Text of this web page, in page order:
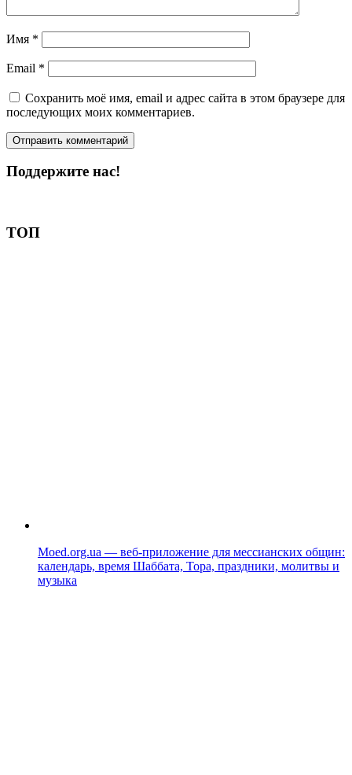
Имя *
Email *
Сохранить моё имя, email и адрес сайта в этом браузере для
последующих моих комментариев.
Поддержите нас!
ТОП
Moed.org.ua — веб-приложение для мессианских общин:
календарь, время Шаббата, Тора, праздники, молитвы и
музыка